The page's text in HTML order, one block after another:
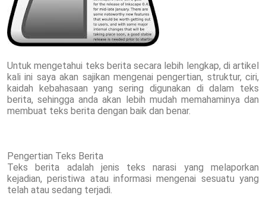
Untuk mengetahui teks berita secara lebih lengkap, di artikel
kali ini saya akan sajikan mengenai pengertian, struktur, ciri,
kaidah kebahasaan yang sering digunakan di dalam teks
berita, sehingga anda akan lebih mudah memahaminya dan
membuat teks berita dengan baik dan benar.
Pengertian Teks Berita
Teks berita adalah jenis teks narasi yang melaporkan
kejadian, peristiwa atau informasi mengenai sesuatu yang
telah atau sedang terjadi.